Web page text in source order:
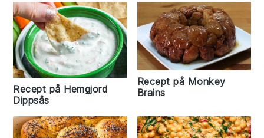
Recept på Hemgjord
Dippsås
Recept på Monkey
Brains